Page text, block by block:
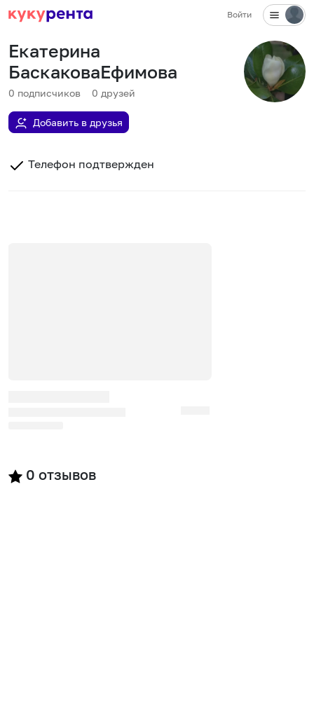
Войти
Екатерина
БаскаковаЕфимова
0 подписчиков 0 друзей
Добавить в друзья
Телефон подтвержден
0 отзывов